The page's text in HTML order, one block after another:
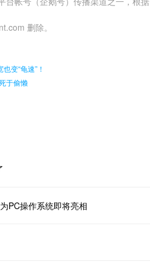
删除。
变“龟速”！
于偷懒
PC操作系统即将亮相